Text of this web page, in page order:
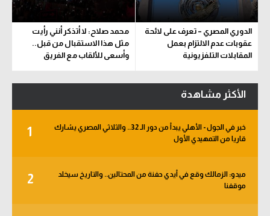
الدوري المصري – تعرف على لائحة
عقوبات عدم الالتزام بعمل
المقابلات التلفزيونية
محمد صلاح: لا أتذكر أنني رأيت
مثل هذا الاستقبال من قبل..
وأسعى للألقاب مع الفريق
الأكثر مشاهدة
1
خبر في الجول - الأهلي يبدأ من دور الـ 32.. والثلاثي المصري يشارك
قاريا من التمهيدي الأول
2
ميدو: الزمالك وقع في أيدي حفنة من المحتالين.. والتاريخ سيخلد
موقفنا